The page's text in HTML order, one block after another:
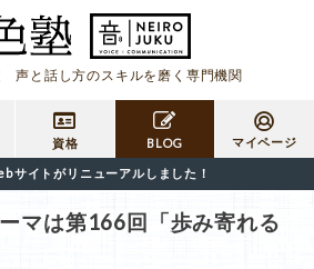
声と話し方のスキルを磨く専門機関
資格 BLOG マイページ
サイトがリニューアルしました！
マは第166回「歩み寄れる